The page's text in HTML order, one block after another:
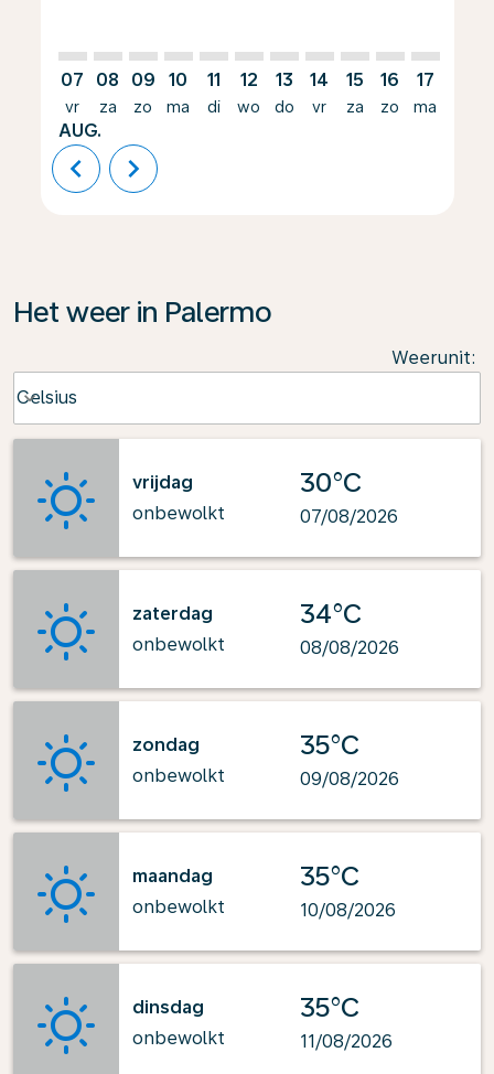
07
vr
AUG.
08
za
09
zo
10
ma
11
di
12
wo
13
do
14
vr
15
za
16
zo
17
ma
chevron_left chevron_right
Het weer in Palermo
Weerunit:
Celsius
keyboard_arrow_down
vrijdag
onbewolkt
30°C
07/08/2026
zaterdag
onbewolkt
34°C
08/08/2026
zondag
onbewolkt
35°C
09/08/2026
maandag
onbewolkt
35°C
10/08/2026
dinsdag
onbewolkt
35°C
11/08/2026